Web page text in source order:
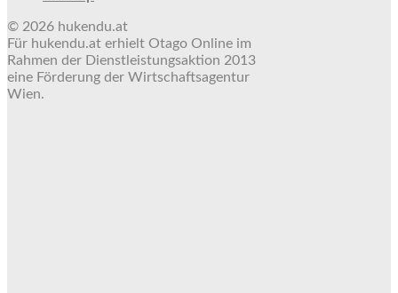
© 2026 hukendu.at
Für hukendu.at erhielt Otago Online im
Rahmen der Dienstleistungsaktion 2013
eine Förderung der Wirtschaftsagentur
Wien.